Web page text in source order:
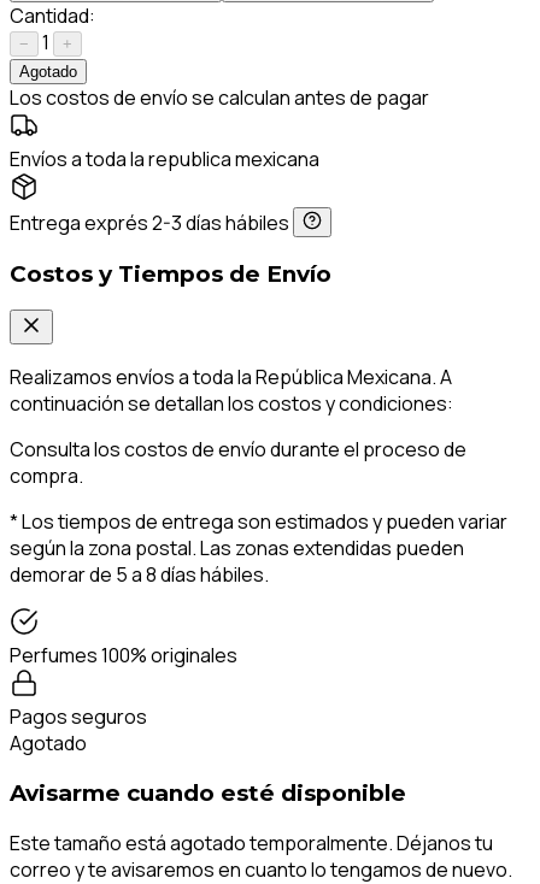
Cantidad:
− 1
+
Agotado
Los costos de envío se calculan antes de pagar
Envíos a toda la republica mexicana
Entrega exprés 2-3 días hábiles
Costos y Tiempos de Envío
Realizamos envíos a toda la República Mexicana. A
continuación se detallan los costos y condiciones:
Consulta los costos de envío durante el proceso de
compra.
* Los tiempos de entrega son estimados y pueden variar
según la zona postal. Las zonas extendidas pueden
demorar de 5 a 8 días hábiles.
Perfumes 100% originales
Pagos seguros
Agotado
Avisarme cuando esté disponible
Este tamaño está agotado temporalmente. Déjanos tu
correo y te avisaremos en cuanto lo tengamos de nuevo.